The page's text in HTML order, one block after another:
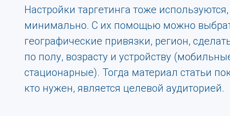
Настройки таргетинга тоже
минимально. С их помощью можно
географические привязки, регион,
по полу, возрасту и устройству
стационарные). Тогда материал статьи
кто нужен, является целевой аудиторией.